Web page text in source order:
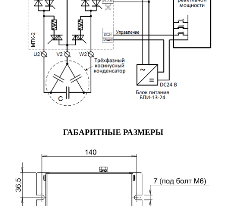
ГАБАРИТНЫЕ РАЗМЕРЫ